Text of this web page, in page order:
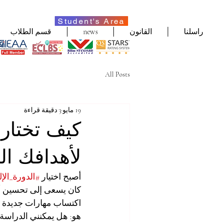
Student's Area
قسم الطلاب news القانون راسلنا
All Posts
كيف تختار
لأهدافك
19 مايو 3 دقيقة قراءة
أصبح اختيار
كان يسعى إلى تحسين
اكتساب مهارات جديدة
هو: هل يمكنني